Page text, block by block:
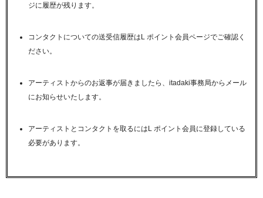
ジに履歴が残ります。
コンタクトについての送受信履歴はL ポイント会員ページでご確認く
ださい。
アーティストからのお返事が届きましたら、itadaki事務局からメール
にお知らせいたします。
アーティストとコンタクトを取るにはL ポイント会員に登録している
必要があります。